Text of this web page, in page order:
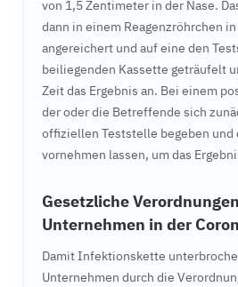
von 1,5 Zentimeter in der Nase.
dann in einem Reagenzröhrchen
angereichert und auf eine den
beiliegenden Kassette geträufelt
Zeit das Ergebnis an. Bei einem
der oder die Betreffende sich
offiziellen Teststelle begeben und
vornehmen lassen, um das
Gesetzliche
Unternehmen in der
Damit Infektionskette
Unternehmen durch die